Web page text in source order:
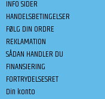
INFO SIDER
HANDELSBETINGELSER
FØLG DIN ORDRE
REKLAMATION
SÅDAN HANDLER DU
FINANSIERING
FORTRYDELSESRET
Din konto